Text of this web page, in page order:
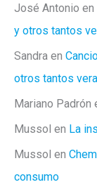
José Antonio en
y otros tantos
Sandra en
otros tantos
Mariano Padrón
Mussol en La
Mussol en
consumo